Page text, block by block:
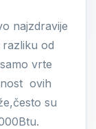
najzdravije
od
vrte
ovih
su